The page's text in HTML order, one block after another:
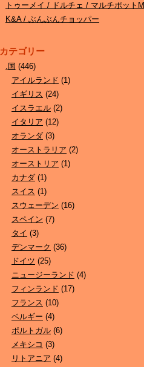
トゥーメイ / ドルチェ / マルチポットM
K&A / ぶんぶんチョッパー
カテゴリー
.国 (446)
アイルランド (1)
イギリス (24)
イスラエル (2)
イタリア (12)
オランダ (3)
オーストラリア (2)
オーストリア (1)
カナダ (1)
スイス (1)
スウェーデン (16)
スペイン (7)
タイ (3)
デンマーク (36)
ドイツ (25)
ニュージーランド (4)
フィンランド (17)
フランス (10)
ベルギー (4)
ポルトガル (6)
メキシコ (3)
リトアニア (4)